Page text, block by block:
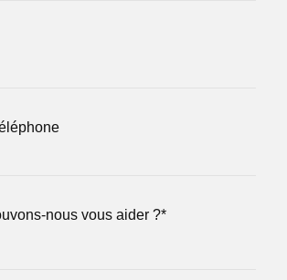
nous vous aider ?*